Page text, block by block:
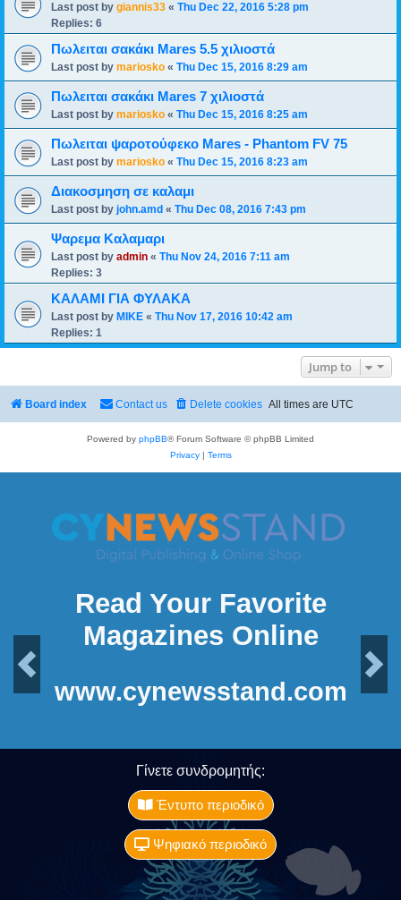
Last post by giannis33 « Thu Dec 22, 2016 5:28 pm
Replies: 6
Πωλειται σακάκι Mares 5.5 χιλιοστά
Last post by mariosko « Thu Dec 15, 2016 8:29 am
Πωλειται σακάκι Mares 7 χιλιοστά
Last post by mariosko « Thu Dec 15, 2016 8:25 am
Πωλειται ψαροτούφεκο Mares - Phantom FV 75
Last post by mariosko « Thu Dec 15, 2016 8:23 am
Διακοσμηση σε καλαμι
Last post by john.amd « Thu Dec 08, 2016 7:43 pm
Ψαρεμα Καλαμαρι
Last post by admin « Thu Nov 24, 2016 7:11 am
Replies: 3
ΚΑΛΑΜΙ ΓΙΑ ΦΥΛΑΚΑ
Last post by MIKE « Thu Nov 17, 2016 10:42 am
Replies: 1
Jump to
Board index All times are UTC
Delete cookies
Contact us
Powered by phpBB® Forum Software © phpBB Limited
Privacy| Terms
Read Your Favorite
Magazines Online
Next
www.cynewsstand.com
Γίνετε συνδρομητής:
Έντυπο περιοδικό
Ψηφιακό περιοδικό